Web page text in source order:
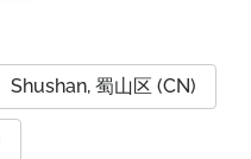
Shushan, 蜀山区 (CN)